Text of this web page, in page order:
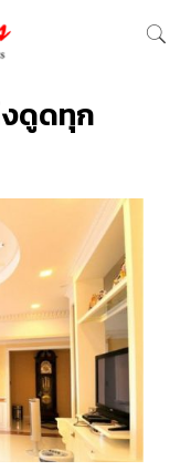
ดูดทุก